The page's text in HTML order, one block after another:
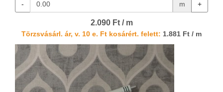
- m +
2.090 Ft / m
Törzsvásárl. ár, v. 10 e. Ft kosárért. felett: 1.881 Ft / m